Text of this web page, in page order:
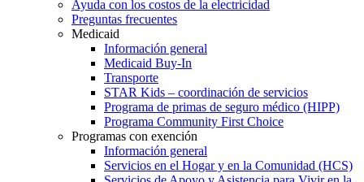
Ayuda con los costos de la electricidad
Preguntas frecuentes
Medicaid
Información general
Medicaid Buy-In
Transporte
STAR Kids – coordinación de servicios
Programa de primas de seguro médico (HIPP)
Programa Community First Choice
Programas con exención
Información general
Servicios en el Hogar y en la Comunidad (HCS)